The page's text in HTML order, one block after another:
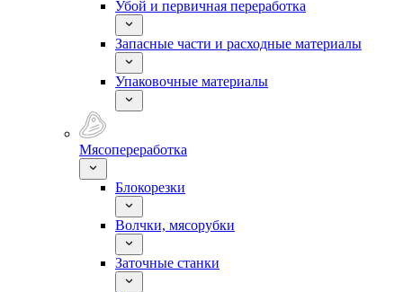
Убой и первичная переработка
Запасные части и расходные материалы
Упаковочные материалы
Мясопереработка
Блокорезки
Волчки, мясорубки
Заточные станки